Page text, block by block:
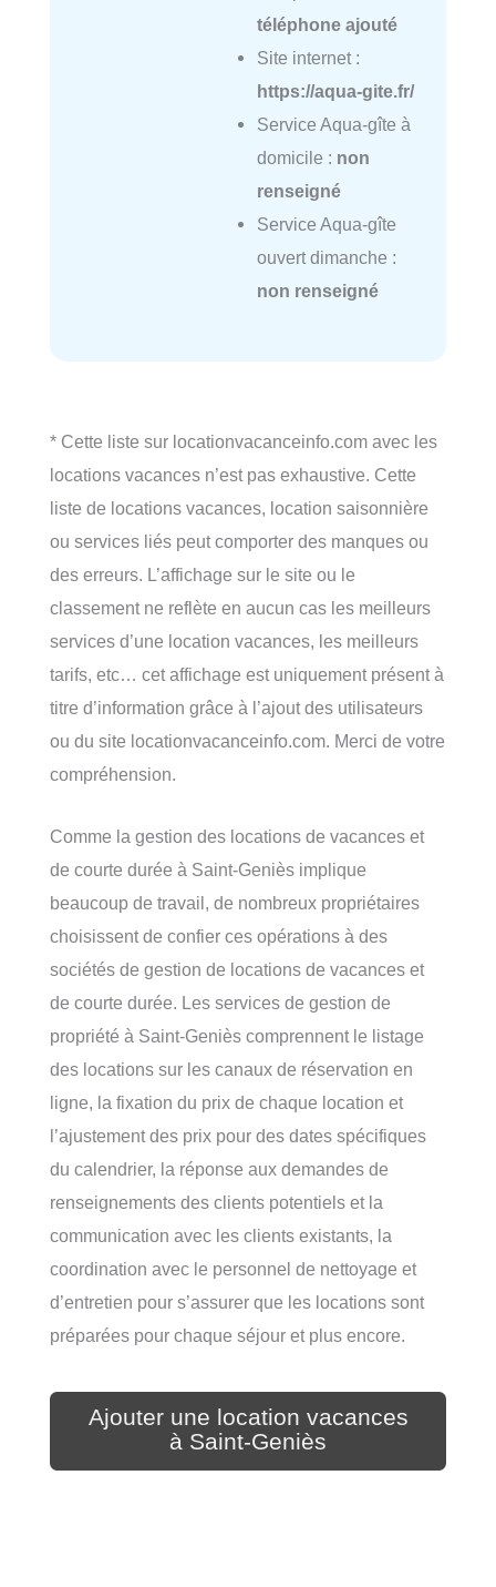
téléphone ajouté
Site internet :
https://aqua-gite.fr/
Service Aqua-gîte à
domicile : non
renseigné
Service Aqua-gîte
ouvert dimanche :
non renseigné
* Cette liste sur locationvacanceinfo.com avec les
locations vacances n’est pas exhaustive. Cette
liste de locations vacances, location saisonnière
ou services liés peut comporter des manques ou
des erreurs. L’affichage sur le site ou le
classement ne reflète en aucun cas les meilleurs
services d’une location vacances, les meilleurs
tarifs, etc… cet affichage est uniquement présent à
titre d’information grâce à l’ajout des utilisateurs
ou du site locationvacanceinfo.com. Merci de votre
compréhension.
Comme la gestion des locations de vacances et
de courte durée à Saint-Geniès implique
beaucoup de travail, de nombreux propriétaires
choisissent de confier ces opérations à des
sociétés de gestion de locations de vacances et
de courte durée. Les services de gestion de
propriété à Saint-Geniès comprennent le listage
des locations sur les canaux de réservation en
ligne, la fixation du prix de chaque location et
l’ajustement des prix pour des dates spécifiques
du calendrier, la réponse aux demandes de
renseignements des clients potentiels et la
communication avec les clients existants, la
coordination avec le personnel de nettoyage et
d’entretien pour s’assurer que les locations sont
préparées pour chaque séjour et plus encore.
Ajouter une location vacances
à Saint-Geniès